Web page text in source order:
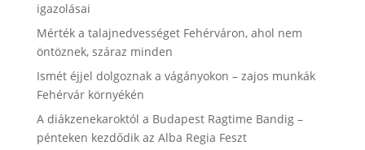
igazolásai
Mérték a talajnedvességet Fehérváron, ahol nem
öntöznek, száraz minden
Ismét éjjel dolgoznak a vágányokon – zajos munkák
Fehérvár környékén
A diákzenekaroktól a Budapest Ragtime Bandig –
pénteken kezdődik az Alba Regia Feszt